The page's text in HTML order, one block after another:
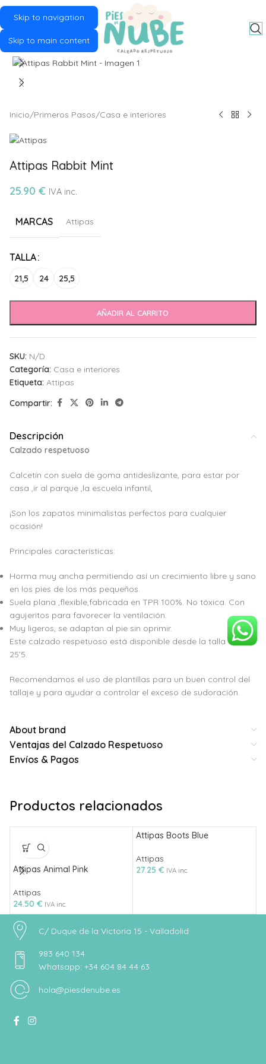
Skip to navigation
Skip to main content
Click to enlarge
Inicio/Primeros Pasos/Casa e interiores
Attipas Rabbit Mint
25.90 € IVA inc.
MARCAS Attipas
TALLA
21,5 24 25,5
AÑADIR AL CARRITO
Alternative:
SKU: N/D
Categoría: Casa e interiores
Etiqueta: Attipas
Compartir:
Descripción
Calzado respetuoso
Calcetín con suela de goma antideslizante, para estar por
casa ,ir al parque ,la escuela infantil,
¡Son los zapatos minimalistas perfectos para cualquier
ocasión!
Principales características:
Horma muy ancha permitiendo así un crecimiento libre y sano
en los pies de los más pequeños.
Suela plana ,flexible,fabricada en TPR 100%. No tóxica. Con
agujeritos para favorecer la ventilación.
Muy ligeros, se adaptan al pie sin oprimir.
Este calzado respetuoso está disponible desde la talla 19 a la
25’5.
Recomendamos el uso de plantillas para un buen control del
tallaje y para ayudar a controlar el exceso de sudoración.
About brand
Ventajas del Calzado Respetuoso
Envíos & Pagos
Productos relacionados
Attipas Animal Pink
Attipas
24.50 € IVA inc.
Attipas Boots Blue
Attipas
27.25 € IVA inc.
C/ Duque de la Victoria 15 - Valladolid
983 640 134
Whatsapp: +34 604 84 44 63
hola@piesdenube.es